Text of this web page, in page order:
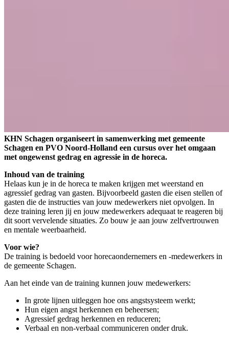
KHN Schagen organiseert in samenwerking met gemeente
Schagen en PVO Noord-Holland een cursus over het omgaan
met ongewenst gedrag en agressie in de horeca.
Inhoud van de training
Helaas kun je in de horeca te maken krijgen met weerstand en
agressief gedrag van gasten. Bijvoorbeeld gasten die eisen stellen of
gasten die de instructies van jouw medewerkers niet opvolgen. In
deze training leren jij en jouw medewerkers adequaat te reageren bij
dit soort vervelende situaties. Zo bouw je aan jouw zelfvertrouwen
en mentale weerbaarheid.
Voor wie?
De training is bedoeld voor horecaondernemers en -medewerkers in
de gemeente Schagen.
Aan het einde van de training kunnen jouw medewerkers:
In grote lijnen uitleggen hoe ons angstsysteem werkt;
Hun eigen angst herkennen en beheersen;
Agressief gedrag herkennen en reduceren;
Verbaal en non-verbaal communiceren onder druk.